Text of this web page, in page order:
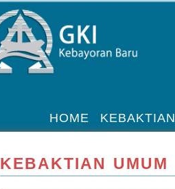
HOME KEBAKTIAN
KEBAKTIAN UMUM